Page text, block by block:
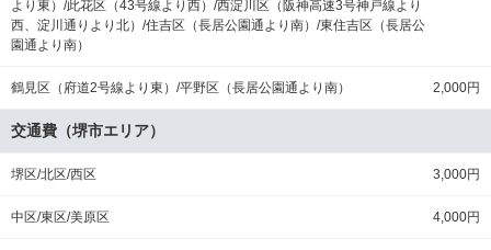
より東）/此花区（43号線より西）/西淀川区（阪神高速3号神戸線より
西、淀川通りより北）/住吉区（長居公園通より南）/東住吉区（長居公
園通より南）
鶴見区（府道2号線より東）/平野区（長居公園通より南） 2,000円
交通費（堺市エリア）
堺区/北区/西区 3,000円
中区/東区/美原区 4,000円